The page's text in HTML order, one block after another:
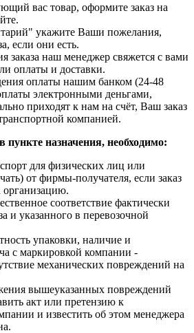
вас товар, оформите заказ на
укажите Ваши пожелания,
если они есть.
заказа наш менеджер свяжется с вами
оплаты и доставки.
оплаты нашим банком (24-48
электронными деньгами,
приходят к нам на счёт, Ваш заказ
компанией.
пункте назначения, необходимо:
для физических лиц или
от фирмы-получателя, если заказ
соответствие фактически
и указанного в перевозочной
упаковки, наличие и
с маркировкой компании -
механических повреждений на
вышеуказанных повреждений
акт или претензию к
и известить об этом менеджера